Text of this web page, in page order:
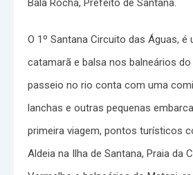
Bala Rocha, Prefeito de Santana.
O 1º Santana Circuito das Águas, é
catamarã e balsa nos balneários
passeio no rio conta com uma
lanchas e outras pequenas
primeira viagem, pontos turísticos
Aldeia na Ilha de Santana, Praia da